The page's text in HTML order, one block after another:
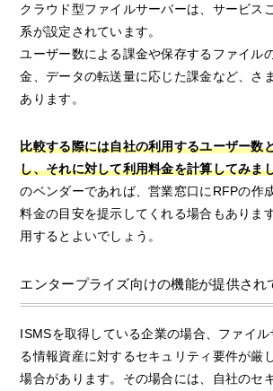
クラウド型ファイルサーバーは、サービス
系が設定されています。
ユーザー数による課金や保存するファイル
金、データの転送量に応じた課金など、さ
あります。
比較する際には自社の利用するユーザー数
し、それに対して利用料金を計算してみま
のベンダーであれば、営業窓口にRFPの作
料金の目安を提示してくれる場合もありま
用するとよいでしょう。
エンタープライズ向けの機能が提供され
ISMSを取得している企業の場合、ファイ
る情報資産に対するセキュリティ要件が厳
場合があります。その場合には、自社のセ